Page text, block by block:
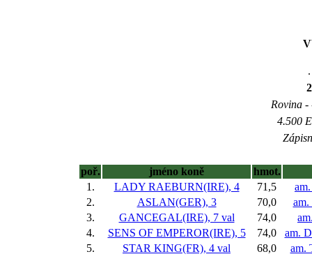
Rovina -
4.500
poř. jméno koně
hmot.
1.
LADY RAEBURN(IRE), 4 71,5
2.
ASLAN(GER), 3 70,0
am.
3.
GANCEGAL(IRE), 7 val 74,0
4.
SENS OF EMPEROR(IRE), 5 74,0
am.
5.
STAR KING(FR), 4 val 68,0 am.